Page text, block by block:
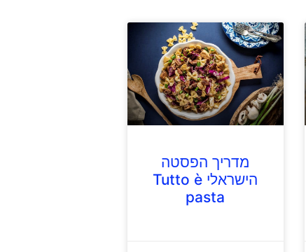
מדריך הפסטה
הישראלי Tutto è
pasta